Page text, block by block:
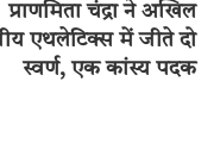
प्राणमिता चंद्रा ने अखिल
एथलेटिक्स में जीते दो
स्वर्ण, एक कांस्य पदक